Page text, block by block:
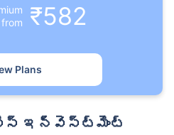
₹582
Plans